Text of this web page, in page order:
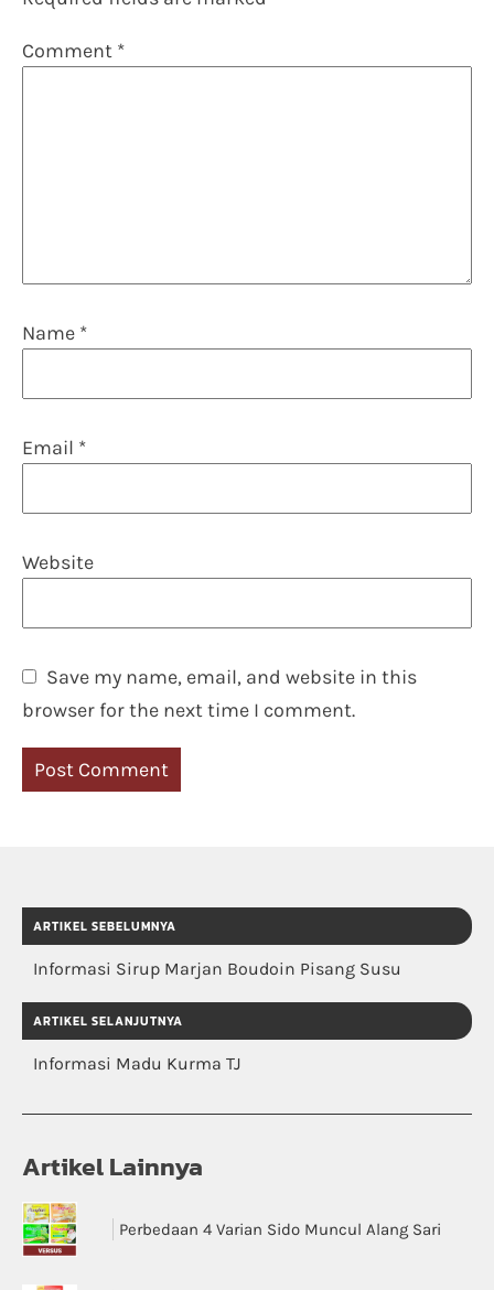
Comment *
Name *
Email *
Website
Save my name, email, and website in this
browser for the next time I comment.
ARTIKEL SEBELUMNYA
Informasi Sirup Marjan Boudoin Pisang Susu
ARTIKEL SELANJUTNYA
Informasi Madu Kurma TJ
Artikel Lainnya
Perbedaan 4 Varian Sido Muncul Alang Sari